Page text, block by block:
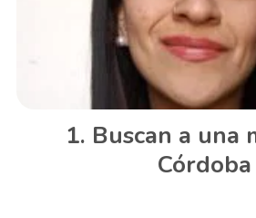
Buscan a una
Córdoba